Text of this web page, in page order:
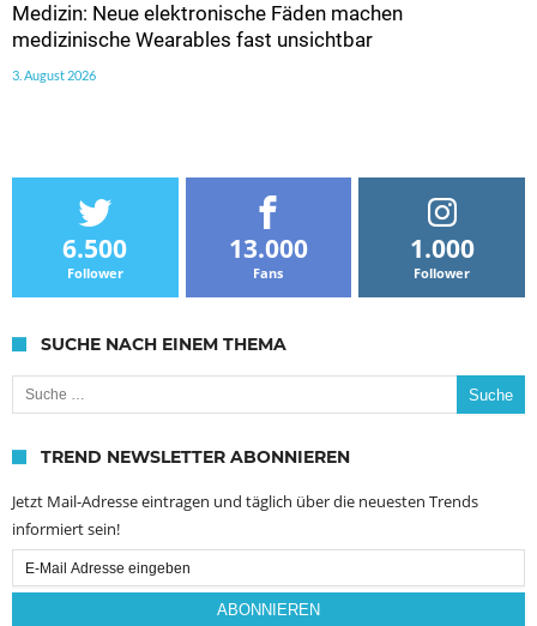
Medizin: Neue elektronische Fäden machen
medizinische Wearables fast unsichtbar
3. August 2026
6.500
Follower
13.000
Fans
1.000
Follower
SUCHE NACH EINEM THEMA
Suche nach:
TREND NEWSLETTER ABONNIEREN
Jetzt Mail-Adresse eintragen und täglich über die neuesten Trends
informiert sein!
Email
Subscription
ABONNIEREN